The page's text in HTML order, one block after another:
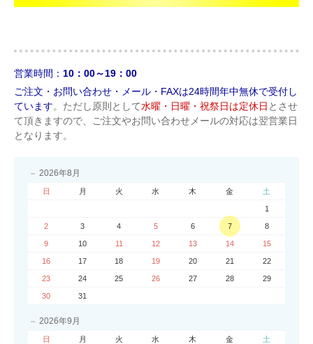
営業時間： 10：00～19：00
ご注文・お問い合わせ・メール・FAXは24時間年中無休で受付し
ています。ただし原則として水曜・日曜・祝祭日は定休日 とさせ
て頂きますので、ご注文やお問い合わせメールの対応は翌営業日
となります。
2026年8月
日 月 火 水 木 金 土
1
2 3 4 5 6 7 8
9 10 11 12 13 14 15
16 17 18 19 20 21 22
23 24 25 26 27 28 29
30 31
2026年9月
日 月 火 水 木 金 土